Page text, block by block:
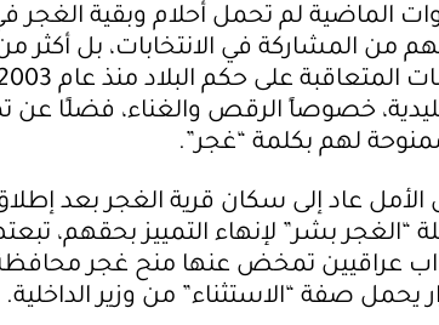
الماضية لم تحمل أحلام وبقية الغجر
من المشاركة في الانتخابات، بل أكثر
خصوصاً الرقص والغناء، فضلًا عن
لهم بكلمة “غجر”.
عاد إلى سكان قرية الغجر بعد
“الغجر بشر” لإنهاء التمييز بحقهم،
عراقيين تمخض عنها منح غجر محافظة
يحمل صفة “الاستثناء” من وزير الداخلية.